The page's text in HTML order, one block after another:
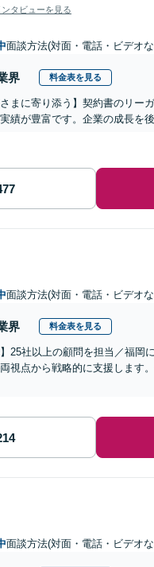
ンタビューを見る
面談方法(対面・電話・ビデオ
界 料金表を見る
さまに寄り添う】契約書のリ
績が豊富です。企業の成長を
面談方法(対面・電話・ビデオ
界 料金表を見る
】25社以上の顧問を担当／福
視点から戦略的に支援します
面談方法(対面・電話・ビデオ